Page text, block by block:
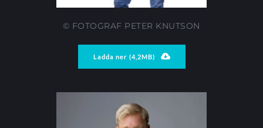
© FOTOGRAF PETER KNUTSON
Ladda ner (4,2MB)